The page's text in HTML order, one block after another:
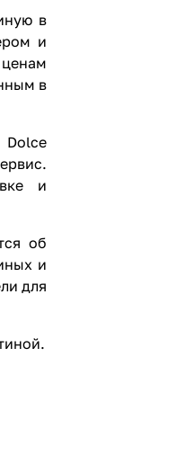
в
и
в
и
об
и
для